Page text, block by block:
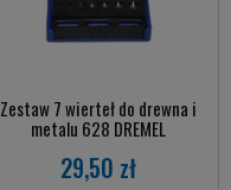
Zestaw 7 wierteł do drewna i
metalu 628 DREMEL
29,50 zł